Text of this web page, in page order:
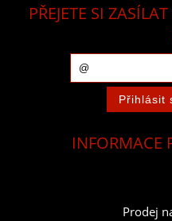
PŘEJETE SI
INFORMACE
Prodej